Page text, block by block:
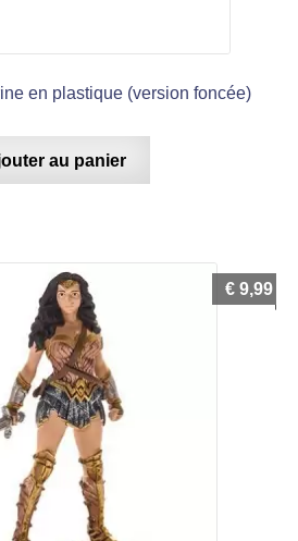
en plastique (version foncée)
au panier
€ 9,99